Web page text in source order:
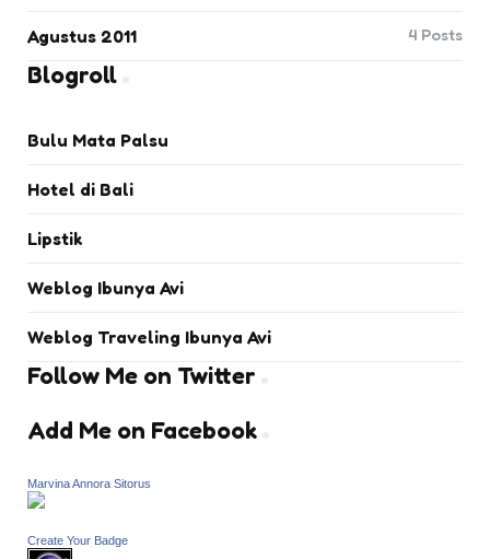
Agustus 2011 4 Posts
Blogroll
Bulu Mata Palsu
Hotel di Bali
Lipstik
Weblog Ibunya Avi
Weblog Traveling Ibunya Avi
Follow Me on Twitter
Add Me on Facebook
Marvina Annora Sitorus
Create Your Badge